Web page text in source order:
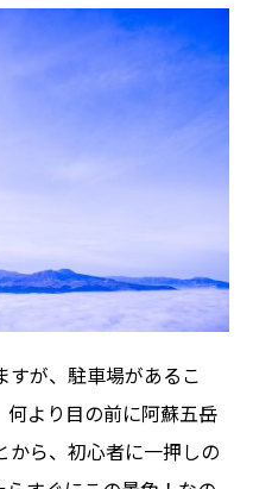
すが、駐車場があるこ
何より目の前に阿蘇五岳
から、初心者に一押しの